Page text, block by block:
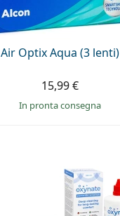
Air Optix Aqua (3 lenti)
15,99 €
in pronta consegna